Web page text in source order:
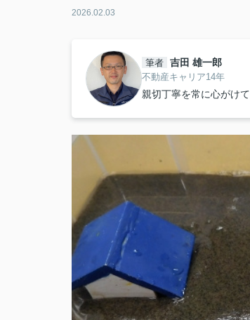
2026.02.03
筆者 吉田 雄一郎
不動産キャリア14年
親切丁寧を常に心がけ